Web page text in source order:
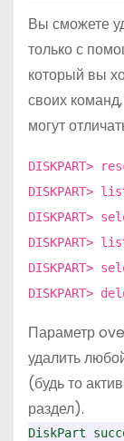
Вы сможете
только с
который вы
своих
могут
DISKPART>
DISKPART>
DISKPART>
DISKPART>
DISKPART>
DISKPART>
Параметр
удалить
(будь то
раздел).
DiskPart